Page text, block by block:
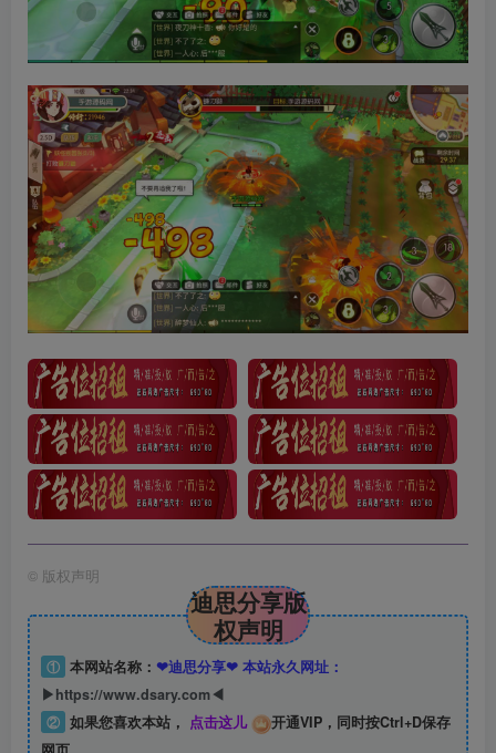
© 版权声明
迪思分享版
权声明
① 本网站名称： ❤迪思分享❤ 本站永久网址：
▶https://www.dsary.com◀
② 如果您喜欢本站， 点击这儿
开通VIP，同时按Ctrl+D保存